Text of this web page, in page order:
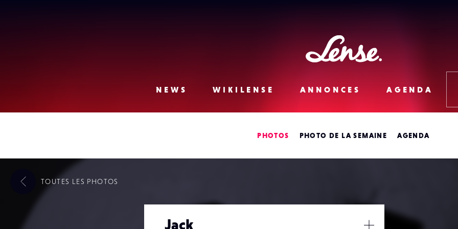
Lense
NEWS WIKILENSE ANNONCES AGENDA
PHOTOS PHOTO DE LA SEMAINE AGENDA
Jack
TOUTES LES PHOTOS